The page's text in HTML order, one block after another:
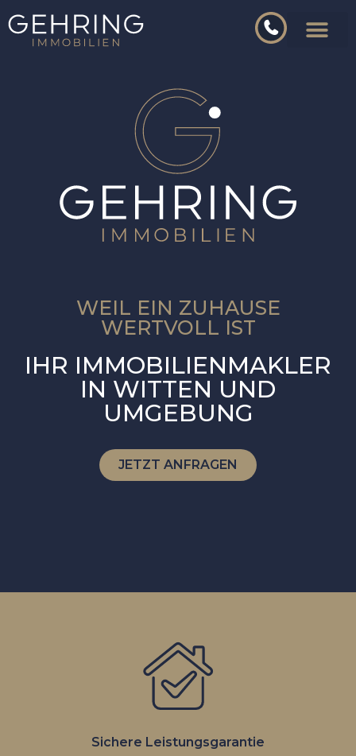
WEIL EIN ZUHAUSE
WERTVOLL IST
IHR IMMOBILIENMAKLER
IN WITTEN UND
UMGEBUNG
JETZT ANFRAGEN
Sichere Leistungs­garantie